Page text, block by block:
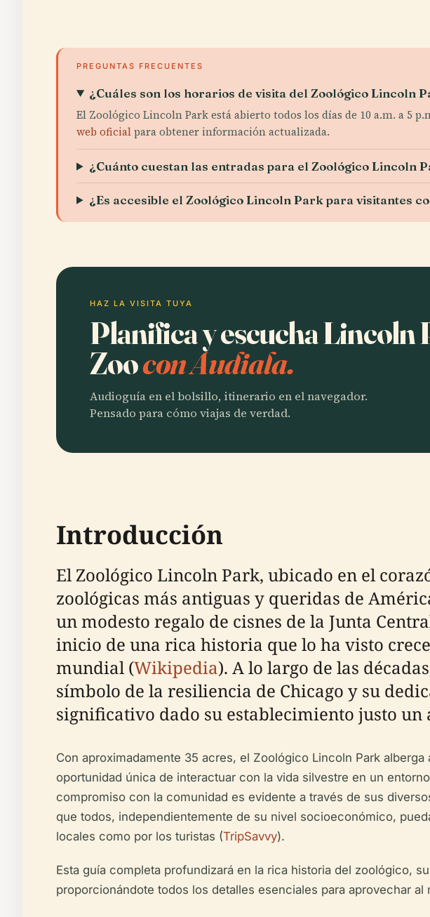
PREGUNTAS FRECUENTES
¿Cuáles son los horarios de visita del Zoológico Lincoln
El Zoológico Lincoln Park está abierto todos los días de 10 a.m. a 5
web oficialpara obtener información actualizada.
¿Cuánto cuestan las entradas para el Zoológico Lincoln
¿Es accesible el Zoológico Lincoln Park para visitantes
HAZ LA VISITA TUYA
Planifica y escucha Lincoln
Zoocon Audiala.
Audioguía en el bolsillo, itinerario en el navegador.
Pensado para cómo viajas de verdad.
Introducción
El Zoológico Lincoln Park, ubicado en el
zoológicas más antiguas y queridas de
un modesto regalo de cisnes de la Junta
inicio de una rica historia que lo ha visto
mundial (Wikipedia). A lo largo de las
símbolo de la resiliencia de Chicago y su
significativo dado su establecimiento justo un
Con aproximadamente 35 acres, el Zoológico Lincoln Park
oportunidad única de interactuar con la vida silvestre en un
compromiso con la comunidad es evidente a través de sus
que todos, independientemente de su nivel socioeconómico,
locales como por los turistas (TripSavvy).
Esta guía completa profundizará en la rica historia del zoológico,
proporcionándote todos los detalles esenciales para aprovechar